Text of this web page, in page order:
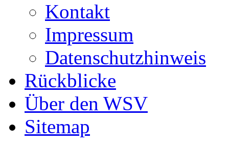
Kontakt
Impressum
Datenschutzhinweis
Rückblicke
Über den WSV
Sitemap